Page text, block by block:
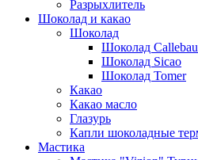
Разрыхлитель
Шоколад и какао
Шоколад
Шоколад
Шоколад Sicao
Шоколад Tomer
Какао
Какао масло
Глазурь
Капли шоколадные
Мастика